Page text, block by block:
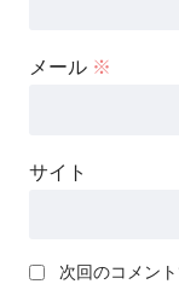
メール ※
サイト
次回のコメン